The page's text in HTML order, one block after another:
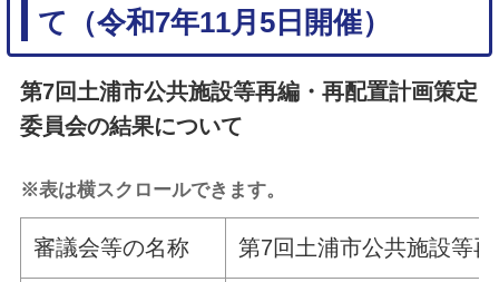
て（令和7年11月5日開催）
第7回土浦市公共施設等再編・再配置計画策定
委員会の結果について
※表は横スクロールできます。
審議会等の名称 第7回土浦市公共施設等